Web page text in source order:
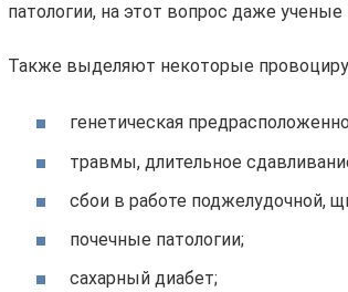
патологии, на этот вопрос даже
Также выделяют некоторые
генетическая
травмы, длительное
сбои в работе поджелудочной,
почечные патологии;
сахарный диабет;